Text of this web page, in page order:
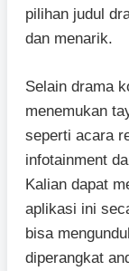
pilihan judul
dan menarik.
Selain drama
menemukan
seperti acara
infotainment
Kalian dapat
aplikasi ini
bisa
diperangkat